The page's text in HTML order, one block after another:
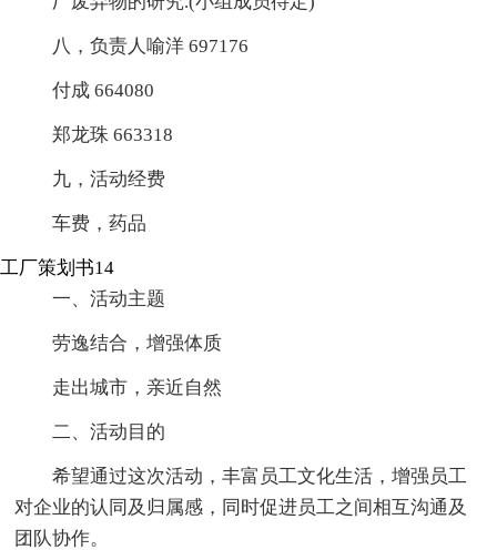
八，负责人喻洋 697176
付成 664080
郑龙珠 663318
九，活动经费
车费，药品
工厂策划书14
一、活动主题
劳逸结合，增强体质
走出城市，亲近自然
二、活动目的
希望通过这次活动，丰富员工文化生活，增强员工
对企业的认同及归属感，同时促进员工之间相互沟通及
团队协作。